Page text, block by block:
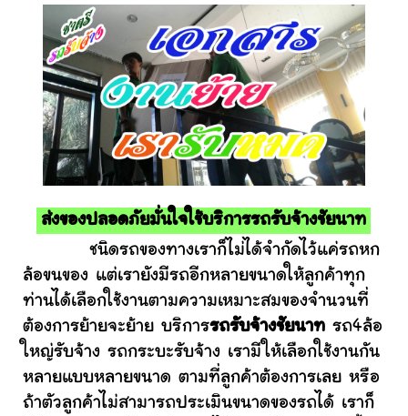
ส่งของปลอดภัยมั่นใจใช้บริการรถรับจ้างชัยนาท
ชนิดรถของทางเราก็ไม่ได้จำกัดไว้แค่รถหก
ล้อขนของ แต่เรายังมีรถอีกหลายขนาดให้ลูกค้าทุก
ท่านได้เลือกใช้งานตามความเหมาะสมของจำนวนที่
ต้องการย้ายจะย้าย บริการรถรับจ้างชัยนาท รถ4ล้อ
ใหญ่รับจ้าง รถกระบะรับจ้าง เรามีให้เลือกใช้งานกัน
หลายแบบหลายขนาด ตามที่ลูกค้าต้องการเลย หรือ
ถ้าตัวลูกค้าไม่สามารถประเมินขนาดของรถได้ เราก็